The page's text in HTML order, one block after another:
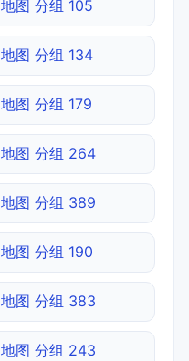
地图 分组 105
地图 分组 134
地图 分组 179
地图 分组 264
地图 分组 389
地图 分组 190
地图 分组 383
地图 分组 243